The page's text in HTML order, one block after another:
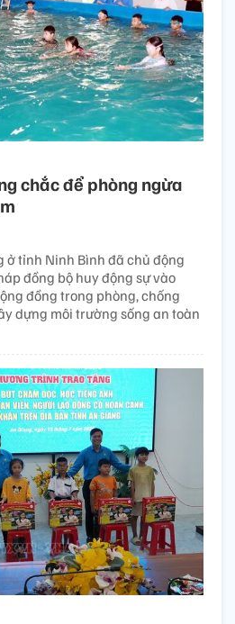
chắc để phòng ngừa
ở tỉnh Ninh Bình đã chủ động
đồng bộ huy động sự vào
đồng trong phòng, chống
dựng môi trường sống an toàn